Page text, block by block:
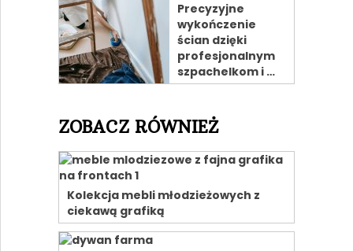
Precyzyjne
wykończenie
ścian dzięki
profesjonalnym
szpachelkom i …
ZOBACZ RÓWNIEŻ
Kolekcja mebli młodzieżowych z
ciekawą grafiką